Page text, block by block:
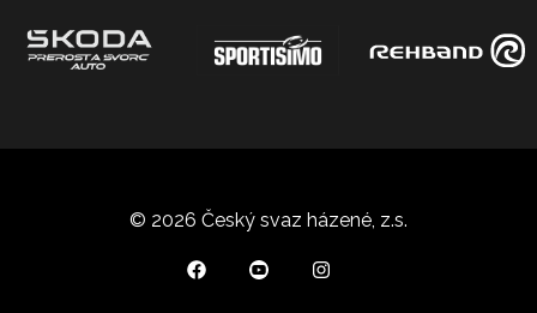
© 2026 Český svaz házené, z.s.